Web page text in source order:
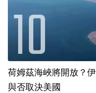
荷姆茲海峽將開放？
與否取決美國